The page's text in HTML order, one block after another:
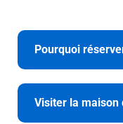
Pourquoi
Visiter la maison